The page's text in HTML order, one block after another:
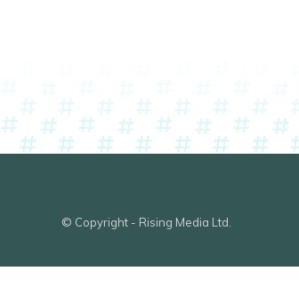
© Copyright - Rising Media Ltd.